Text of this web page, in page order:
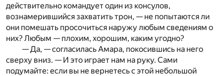
действительно командует один из консулов,
вознамерившийся захватить трон, — не попытаются ли
они помешать просочиться наружу любым сведениям о
них? Любым — плохим, хорошим, каким угодно?
— Да, — согласилась Амара, покосившись на него
сверху вниз. — И это играет нам на руку. Сами
подумайте: если вы не вернетесь с этой небольшой